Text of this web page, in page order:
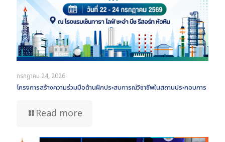
กรกฎาคม 24, 2026
โครงการสร้างความร่วมมือด้านฝึกประสบการณ์วิชาชีพในสถานประกอบการ
Read more